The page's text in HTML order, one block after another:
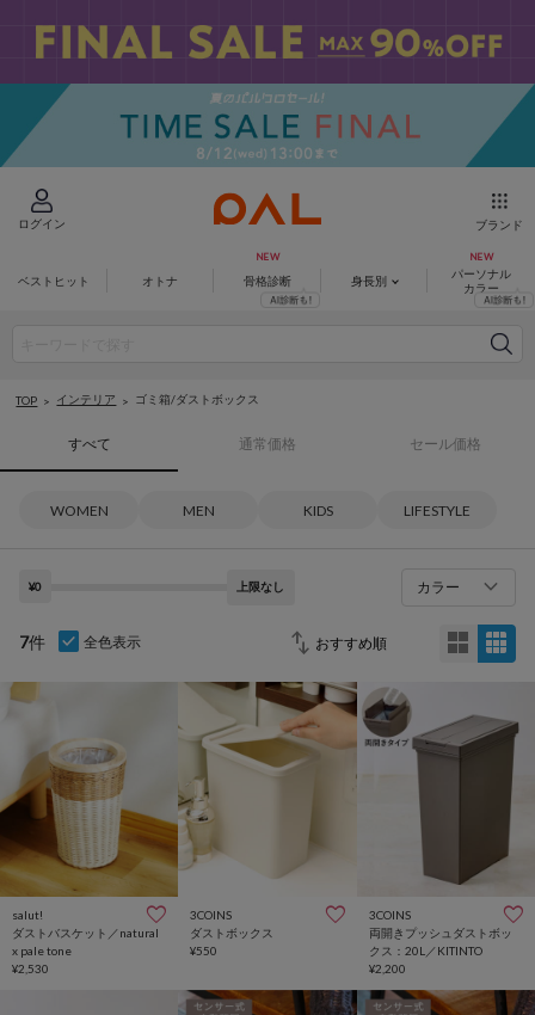
ログイン ブランド
ベストヒット オトナ 骨格診断 身長別
パーソナル
カラー
TOP インテリア ゴミ箱/ダストボックス
すべて 通常価格 セール価格
WOMEN MEN KIDS LIFESTYLE
¥0 上限なし カラー
7件 全色表示
salut!
ダストバスケット／natural
x pale tone
¥2,530
3COINS
ダストボックス
¥550
3COINS
両開きプッシュダストボッ
クス：20L／KITINTO
¥2,200